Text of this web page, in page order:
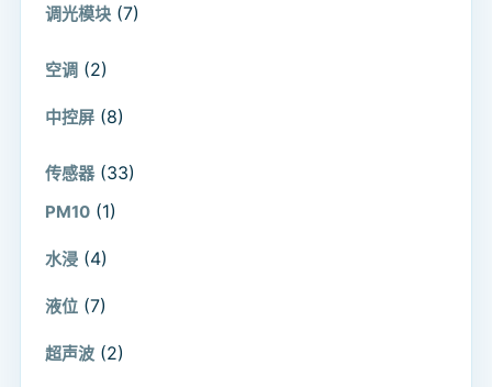
调光模块 (7)
空调 (2)
中控屏 (8)
传感器 (33)
PM10 (1)
水浸 (4)
液位 (7)
超声波 (2)